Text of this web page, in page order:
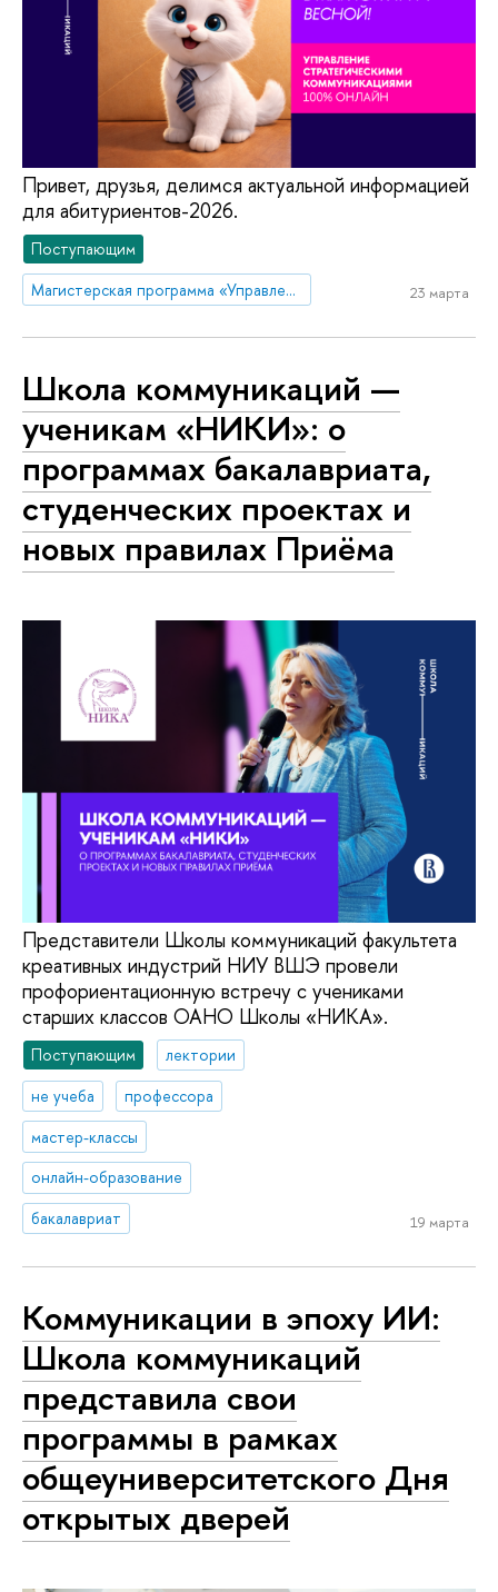
Привет, друзья, делимся актуальной информацией
для абитуриентов-2026.
Поступающим
Магистерская программа «Управление стратегическими коммуникациями»
23 марта
Школа коммуникаций —
ученикам «НИКИ»: о
программах бакалавриата,
студенческих проектах и
новых правилах Приёма
Представители Школы коммуникаций факультета
креативных индустрий НИУ ВШЭ провели
профориентационную встречу с учениками
старших классов ОАНО Школы «НИКА».
Поступающим
лектории
не учеба
профессора
мастер-классы
онлайн-образование
бакалавриат
19 марта
Коммуникации в эпоху ИИ:
Школа коммуникаций
представила свои
программы в рамках
общеуниверситетского Дня
открытых дверей